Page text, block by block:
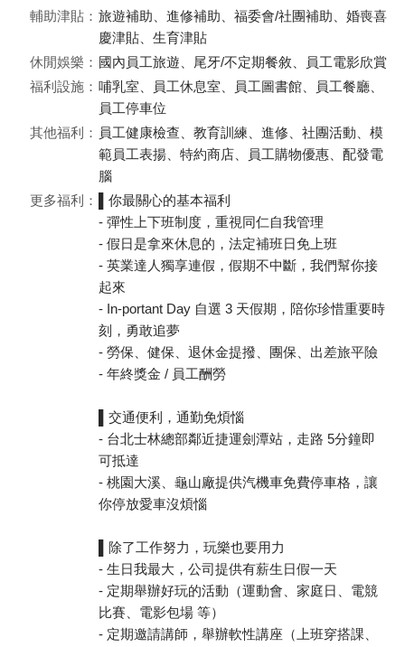
輔助津貼： 旅遊補助、進修補助、福委會/社團補助、婚喪喜
慶津貼、生育津貼
休閒娛樂： 國內員工旅遊、尾牙/不定期餐敘、員工電影欣賞
福利設施： 哺乳室、員工休息室、員工圖書館、員工餐廳、
員工停車位
其他福利： 員工健康檢查、教育訓練、進修、社團活動、模
範員工表揚、特約商店、員工購物優惠、配發電
腦
更多福利：
▌你最關心的基本福利
- 彈性上下班制度，重視同仁自我管理
- 假日是拿來休息的，法定補班日免上班
- 英業達人獨享連假，假期不中斷，我們幫你接
起來
- In-portant Day 自選 3 天假期，陪你珍惜重要時
刻，勇敢追夢
- 勞保、健保、退休金提撥、團保、出差旅平險
- 年終獎金 / 員工酬勞
▌交通便利，通勤免煩惱
- 台北士林總部鄰近捷運劍潭站，走路 5分鐘即
可抵達
- 桃園大溪、龜山廠提供汽機車免費停車格，讓
你停放愛車沒煩惱
▌除了工作努力，玩樂也要用力
- 生日我最大，公司提供有薪生日假一天
- 定期舉辦好玩的活動（運動會、家庭日、電競
比賽、電影包場 等）
- 定期邀請講師，舉辦軟性講座（上班穿搭課、